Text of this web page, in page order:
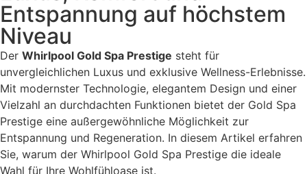
Entspannung auf höchstem
Niveau
Der Whirlpool Gold Spa Prestige steht für
unvergleichlichen Luxus und exklusive Wellness-Erlebnisse.
Mit modernster Technologie, elegantem Design und einer
Vielzahl an durchdachten Funktionen bietet der Gold Spa
Prestige eine außergewöhnliche Möglichkeit zur
Entspannung und Regeneration. In diesem Artikel erfahren
Sie, warum der Whirlpool Gold Spa Prestige die ideale
Wahl für Ihre Wohlfühloase ist.